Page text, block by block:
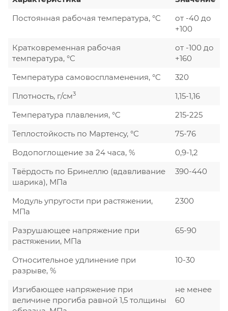
Постоянная рабочая температура, °C
от -40 до
+100
Кратковременная рабочая
температура, °C
от -100 до
+160
Температура самовоспламенения, °C
320
Плотность, г/см3
1,15-1,16
Температура плавления, °C
215-225
Теплостойкость по Мартенсу, °С
75-76
Водопоглощение за 24 часа, %
0,9-1,2
Твёрдость по Бринеллю (вдавливание
шарика), МПа
390-440
Модуль упругости при растяжении,
МПа
2300
Разрушающее напряжение при
растяжении, МПа
65-90
Относительное удлинение при
разрыве, %
10-30
Изгибающее напряжение при
величине прогиба равной 1,5 толщины
не менее
60